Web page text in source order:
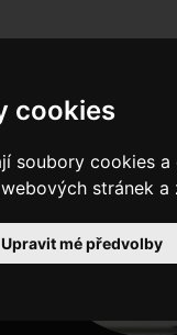
cookies
soubory cookies
stránek
Upravit mé předvolby